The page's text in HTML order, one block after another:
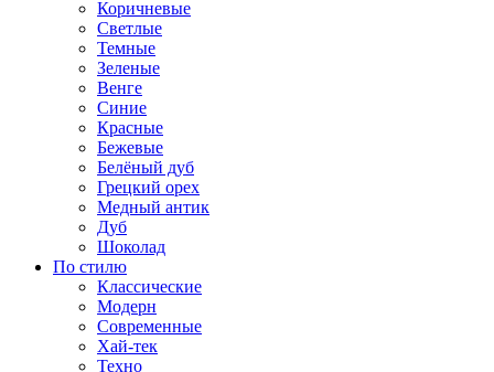
Коричневые
Светлые
Темные
Зеленые
Венге
Синие
Красные
Бежевые
Белёный дуб
Грецкий орех
Медный антик
Дуб
Шоколад
По стилю
Классические
Модерн
Современные
Хай-тек
Техно